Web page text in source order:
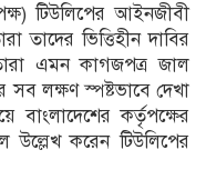
টিউলিপের আইনজীবী
তাদের ভিত্তিহীন দাবির
এমন কাগজপত্র জাল
লক্ষণ স্পষ্টভাবে দেখা
বাংলাদেশের কর্তৃপক্ষের
উল্লেখ করেন টিউলিপের